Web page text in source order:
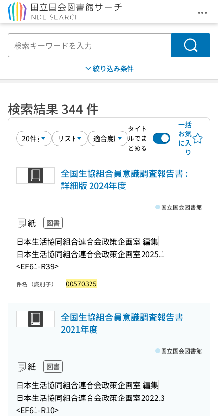
メ
検索
絞り込み条件
検索結果 344 件
タイト
ルでま
とめる
一括
お気
に入
り
全国生協組合員意識調査報告書 :
詳細版 2024年度
紙 図書
日本生活協同組合連合会政策企画室 編集
日本生活協同組合連合会政策企画室2025.1
<EF61-R39>
国立国会図書館
件名（識別子） 00570325
全国生協組合員意識調査報告書
2021年度
紙 図書
日本生活協同組合連合会政策企画室 編集
日本生活協同組合連合会政策企画室2022.3
<EF61-R10>
国立国会図書館